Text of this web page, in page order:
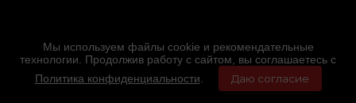
Мы используем файлы cookie и рекомендательные
технологии. Продолжив работу с сайтом, вы соглашаетесь с
Политика конфиденциальности
Даю согласие